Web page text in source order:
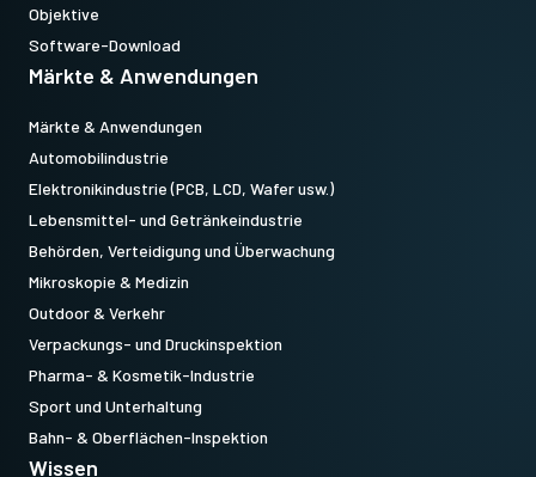
Objektive
Software-Download
Märkte & Anwendungen
Märkte & Anwendungen
Automobilindustrie
Elektronikindustrie (PCB, LCD, Wafer usw.)
Lebensmittel- und Getränkeindustrie
Behörden, Verteidigung und Überwachung
Mikroskopie & Medizin
Outdoor & Verkehr
Verpackungs- und Druckinspektion
Pharma- & Kosmetik-Industrie
Sport und Unterhaltung
Bahn- & Oberflächen-Inspektion
Wissen